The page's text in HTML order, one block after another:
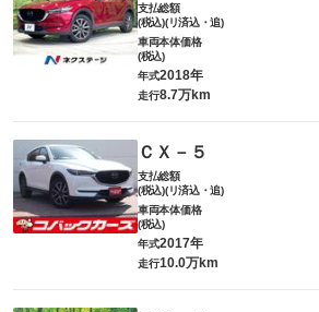
支払総額
(税込)(リ済込・追)
車両本体価格
(税込)
年式2018年
走行8.7万km
ＣＸ－５
支払総額
(税込)(リ済込・追)
車両本体価格
(税込)
年式2017年
走行10.0万km